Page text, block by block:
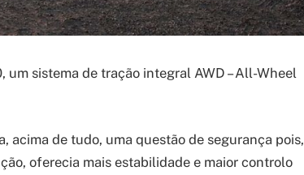
um sistema de tração integral AWD – All-Wheel
acima de tudo, uma questão de segurança pois,
oferecia mais estabilidade e maior controlo